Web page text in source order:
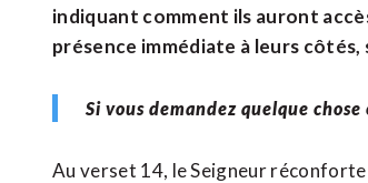
indiquant comment ils auront
présence immédiate à leurs côtés,
Si vous demandez quelque
Au verset 14, le Seigneur réconforte